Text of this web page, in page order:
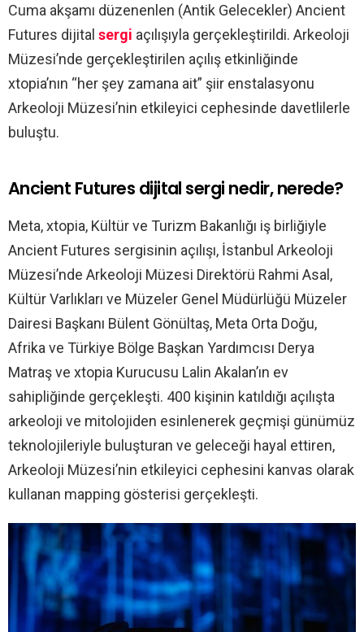
Cuma akşamı düzenenlen (Antik Gelecekler) Ancient
Futures dijital sergi açılışıyla gerçekleştirildi. Arkeoloji
Müzesi’nde gerçekleştirilen açılış etkinliğinde
xtopia’nın “her şey zamana ait” şiir enstalasyonu
Arkeoloji Müzesi’nin etkileyici cephesinde davetlilerle
buluştu.
Ancient Futures dijital sergi nedir, nerede?
Meta, xtopia, Kültür ve Turizm Bakanlığı iş birliğiyle
Ancient Futures sergisinin açılışı, İstanbul Arkeoloji
Müzesi’nde Arkeoloji Müzesi Direktörü Rahmi Asal,
Kültür Varlıkları ve Müzeler Genel Müdürlüğü Müzeler
Dairesi Başkanı Bülent Gönültaş, Meta Orta Doğu,
Afrika ve Türkiye Bölge Başkan Yardımcısı Derya
Matraş ve xtopia Kurucusu Lalin Akalan’ın ev
sahipliğinde gerçekleşti. 400 kişinin katıldığı açılışta
arkeoloji ve mitolojiden esinlenerek geçmişi günümüz
teknolojileriyle buluşturan ve geleceği hayal ettiren,
Arkeoloji Müzesi’nin etkileyici cephesini kanvas olarak
kullanan mapping gösterisi gerçekleşti.